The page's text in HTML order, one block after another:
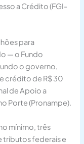
a Crédito (FGI-
para
— o Fundo
o governo,
crédito de R$ 30
de Apoio a
Porte (Pronampe).
mínimo, três
tributos federais e